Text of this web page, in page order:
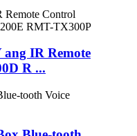
IR Remote
R ...